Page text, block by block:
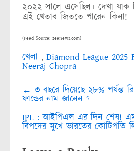
২০২২ সালে এসেছিল। দেখা
এই খেতাব জিততে পারেন কিনা!
(Feed Source: zeenews.com)
খেলা , Diamond League 2025
Neeraj Chopra
Post
navigation
← ৩ বছরে দিয়েছে ২৮% পর্যন্ত
ফান্ডের নাম জানেন ?
IPL : আইপিএল-এর দিন শেষ!
বিপদের মুখে ভারতের কোটিপতি